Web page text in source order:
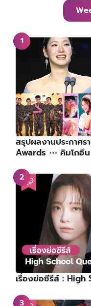
สรุปผลงานประกาศ
Awards ⋯ คิมโกอึ
เรื่องย่อซีรีส์ : High